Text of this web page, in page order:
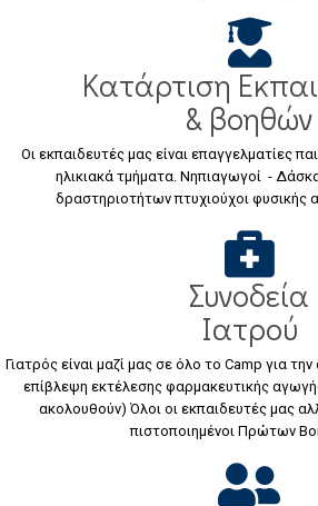
Κατάρτιση
& βοηθών
Οι εκπαιδευτές μας είναι επαγγελματίες
ηλικιακά τμήματα. Νηπιαγωγοί -
δραστηριοτήτων πτυχιούχοι φυσικής
Συνοδεία
Ιατρού
Γιατρός είναι μαζί μας σε όλο το Camp για
επίβλεψη εκτέλεσης φαρμακευτικής
ακολουθούν) Όλοι οι εκπαιδευτές μας
πιστοποιημένοι Πρώτων